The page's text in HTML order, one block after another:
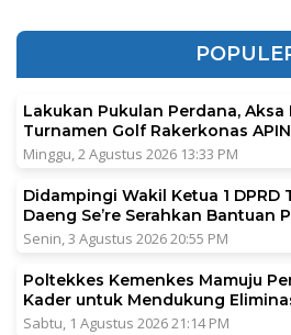
Lakukan Pukulan Perdana, Aksa
Turnamen Golf Rakerkonas
Minggu, 2 Agustus 2026 13:33 PM
Didampingi Wakil Ketua 1 DPRD
Daeng Se’re Serahkan Bantuan
Senin, 3 Agustus 2026 20:55 PM
Poltekkes Kemenkes Mamuju
Kader untuk Mendukung
Sabtu, 1 Agustus 2026 21:14 PM